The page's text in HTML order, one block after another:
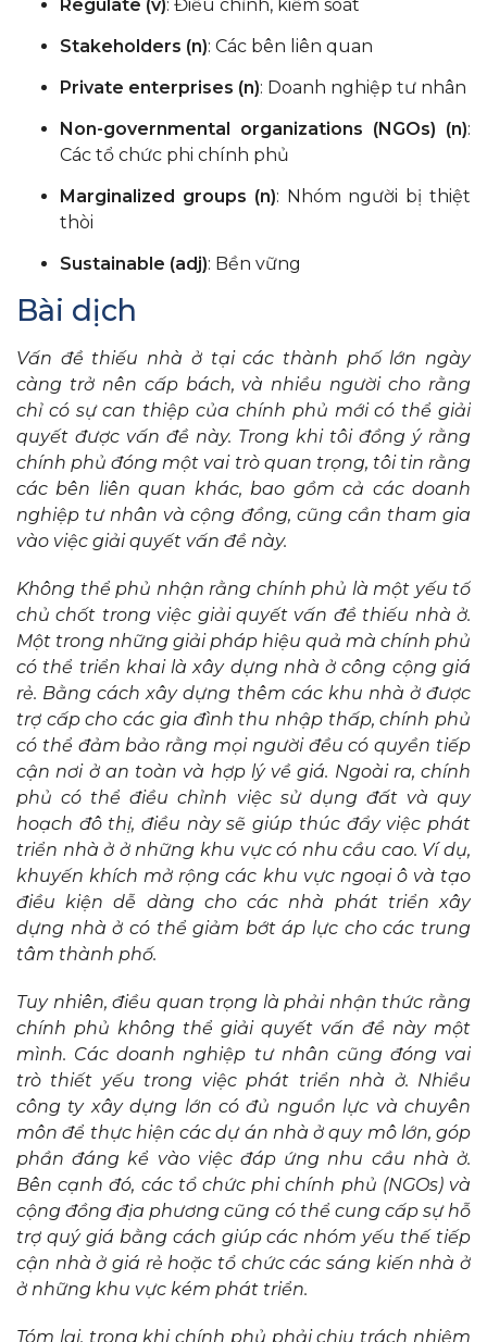
Regulate (v): Điều chỉnh, kiểm soát
Stakeholders (n): Các bên liên quan
Private enterprises (n): Doanh nghiệp tư nhân
Non-governmental organizations (NGOs) (n):
Các tổ chức phi chính phủ
Marginalized groups (n): Nhóm người bị thiệt
thòi
Sustainable (adj): Bền vững
Bài dịch
Vấn đề thiếu nhà ở tại các thành phố lớn ngày
càng trở nên cấp bách, và nhiều người cho rằng
chỉ có sự can thiệp của chính phủ mới có thể giải
quyết được vấn đề này. Trong khi tôi đồng ý rằng
chính phủ đóng một vai trò quan trọng, tôi tin rằng
các bên liên quan khác, bao gồm cả các doanh
nghiệp tư nhân và cộng đồng, cũng cần tham gia
vào việc giải quyết vấn đề này.
Không thể phủ nhận rằng chính phủ là một yếu tố
chủ chốt trong việc giải quyết vấn đề thiếu nhà ở.
Một trong những giải pháp hiệu quả mà chính phủ
có thể triển khai là xây dựng nhà ở công cộng giá
rẻ. Bằng cách xây dựng thêm các khu nhà ở được
trợ cấp cho các gia đình thu nhập thấp, chính phủ
có thể đảm bảo rằng mọi người đều có quyền tiếp
cận nơi ở an toàn và hợp lý về giá. Ngoài ra, chính
phủ có thể điều chỉnh việc sử dụng đất và quy
hoạch đô thị, điều này sẽ giúp thúc đẩy việc phát
triển nhà ở ở những khu vực có nhu cầu cao. Ví dụ,
khuyến khích mở rộng các khu vực ngoại ô và tạo
điều kiện dễ dàng cho các nhà phát triển xây
dựng nhà ở có thể giảm bớt áp lực cho các trung
tâm thành phố.
Tuy nhiên, điều quan trọng là phải nhận thức rằng
chính phủ không thể giải quyết vấn đề này một
mình. Các doanh nghiệp tư nhân cũng đóng vai
trò thiết yếu trong việc phát triển nhà ở. Nhiều
công ty xây dựng lớn có đủ nguồn lực và chuyên
môn để thực hiện các dự án nhà ở quy mô lớn, góp
phần đáng kể vào việc đáp ứng nhu cầu nhà ở.
Bên cạnh đó, các tổ chức phi chính phủ (NGOs) và
cộng đồng địa phương cũng có thể cung cấp sự hỗ
trợ quý giá bằng cách giúp các nhóm yếu thế tiếp
cận nhà ở giá rẻ hoặc tổ chức các sáng kiến nhà ở
ở những khu vực kém phát triển.
Tóm lại, trong khi chính phủ phải chịu trách nhiệm